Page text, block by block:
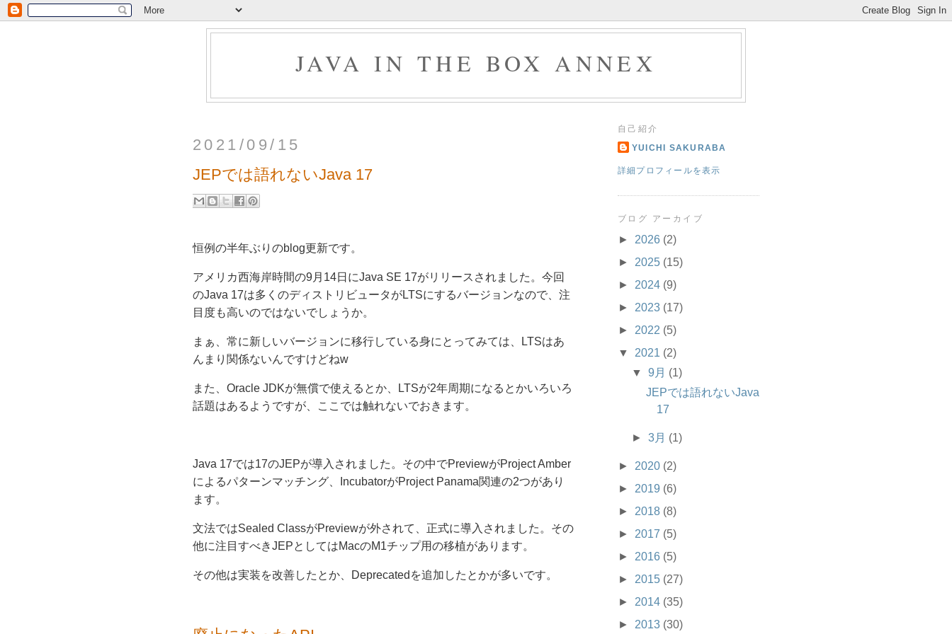
JAVA IN THE BOX ANNEX
2021/09/15
JEPでは語れないJava 17
恒例の半年ぶりのblog更新です。
アメリカ西海岸時間の9月14日にJava SE 17がリリースされました。今回
のJava 17は多くのディストリビュータがLTSにするバージョンなので、注
目度も高いのではないでしょうか。
まぁ、常に新しいバージョンに移行している身にとってみては、LTSはあ
んまり関係ないんですけどねw
また、Oracle JDKが無償で使えるとか、LTSが2年周期になるとかいろいろ
話題はあるようですが、ここでは触れないでおきます。
Java 17では17のJEPが導入されました。その中でPreviewがProject Amber
によるパターンマッチング、IncubatorがProject Panama関連の2つがあり
ます。
文法ではSealed ClassがPreviewが外されて、正式に導入されました。その
他に注目すべきJEPとしてはMacのM1チップ用の移植があります。
その他は実装を改善したとか、Deprecatedを追加したとかが多いです。
自己紹介
YUICHI SAKURABA
詳細プロフィールを表示
ブログ アーカイブ
► 2026 (2)
► 2025 (15)
► 2024 (9)
► 2023 (17)
► 2022 (5)
▼ 2021 (2)
▼9月 (1)
JEPでは語れないJava
17
►3月 (1)
► 2020 (2)
► 2019 (6)
► 2018 (8)
► 2017 (5)
► 2016 (5)
► 2015 (27)
► 2014 (35)
► 2013 (30)